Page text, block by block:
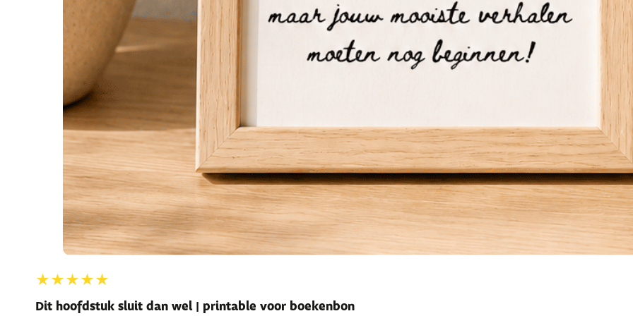
★★★★★
Dit hoofdstuk sluit dan wel | printable voor boekenbon